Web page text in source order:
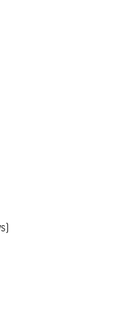
W tym celu
Interactive pod